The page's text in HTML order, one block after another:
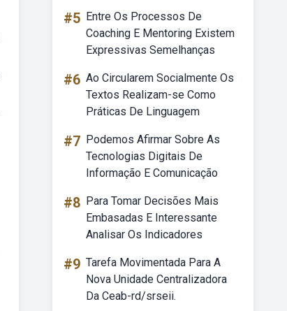
#5 Entre Os Processos De
Coaching E Mentoring Existem
Expressivas Semelhanças
#6 Ao Circularem Socialmente Os
Textos Realizam-se Como
Práticas De Linguagem
#7 Podemos Afirmar Sobre As
Tecnologias Digitais De
Informação E Comunicação
#8 Para Tomar Decisões Mais
Embasadas E Interessante
Analisar Os Indicadores
#9 Tarefa Movimentada Para A
Nova Unidade Centralizadora
Da Ceab-rd/srseii.